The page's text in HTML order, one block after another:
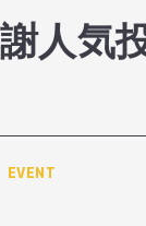
人気
EVENT